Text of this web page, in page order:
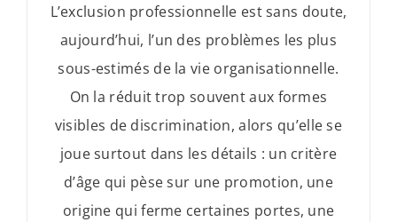
L’exclusion professionnelle est sans doute,
aujourd’hui, l’un des problèmes les plus
sous-estimés de la vie organisationnelle.
On la réduit trop souvent aux formes
visibles de discrimination, alors qu’elle se
joue surtout dans les détails : un critère
d’âge qui pèse sur une promotion, une
origine qui ferme certaines portes, une